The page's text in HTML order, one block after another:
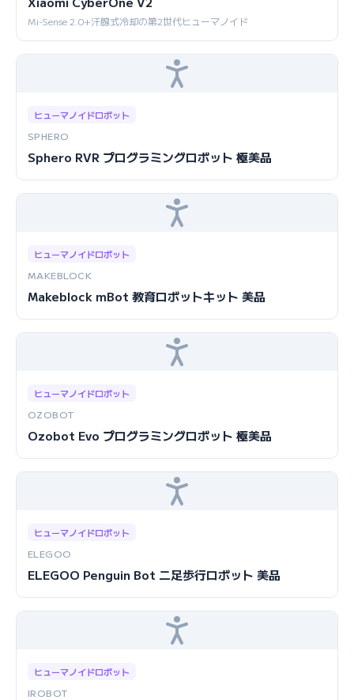
Mi-Sense 2.0+汗腺式冷却の第2世代ヒューマノイド
ヒューマノイドロボット
SPHERO
Sphero RVR プログラミングロボット 極美品
ヒューマノイドロボット
MAKEBLOCK
Makeblock mBot 教育ロボットキット 美品
ヒューマノイドロボット
OZOBOT
Ozobot Evo プログラミングロボット 極美品
ヒューマノイドロボット
ELEGOO
ELEGOO Penguin Bot 二足歩行ロボット 美品
ヒューマノイドロボット
IROBOT